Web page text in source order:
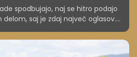
spodbujajo, naj se hitro podajo
saj je zdaj največ oglasov.
je tudi najnižji znesek.